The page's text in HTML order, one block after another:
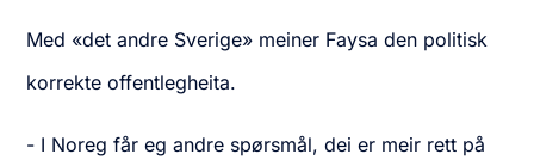
Med «det andre Sverige» meiner Faysa den politisk
korrekte offentlegheita.
- I Noreg får eg andre spørsmål, dei er meir rett på